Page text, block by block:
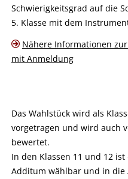
Schwierigkeitsgrad auf die
5. Klasse mit dem
Nähere Informationen
mit Anmeldung
Das Wahlstück wird als
vorgetragen und wird auch
bewertet.
In den Klassen 11 und 12
Additum wählbar und in